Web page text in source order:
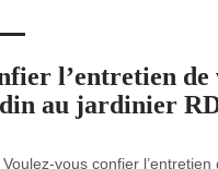
l’entretien de
au jardinier
vous confier l’entretien